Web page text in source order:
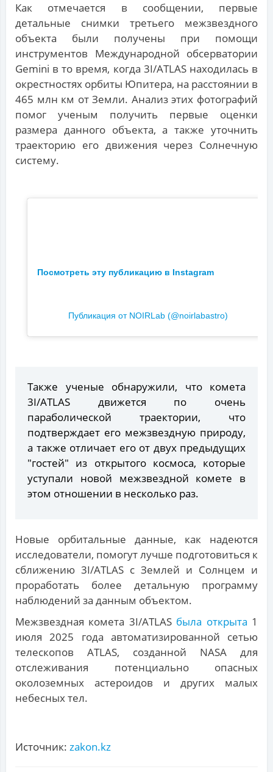
Как отмечается в сообщении, первые
детальные снимки третьего межзвездного
объекта были получены при помощи
инструментов Международной обсерватории
Gemini в то время, когда 3I/ATLAS находилась в
окрестностях орбиты Юпитера, на расстоянии в
465 млн км от Земли. Анализ этих фотографий
помог ученым получить первые оценки
размера данного объекта, а также уточнить
траекторию его движения через Солнечную
систему.
Посмотреть эту публикацию в Instagram
Публикация от NOIRLab (@noirlabastro)
Также ученые обнаружили, что комета
3I/ATLAS движется по очень
параболической траектории, что
подтверждает его межзвездную природу,
а также отличает его от двух предыдущих
"гостей" из открытого космоса, которые
уступали новой межзвездной комете в
этом отношении в несколько раз.
Новые орбитальные данные, как надеются
исследователи, помогут лучше подготовиться к
сближению 3I/ATLAS с Землей и Солнцем и
проработать более детальную программу
наблюдений за данным объектом.
Межзвездная комета 3I/ATLAS была открыта 1
июля 2025 года автоматизированной сетью
телескопов ATLAS, созданной NASA для
отслеживания потенциально опасных
околоземных астероидов и других малых
небесных тел.
Источник: zakon.kz